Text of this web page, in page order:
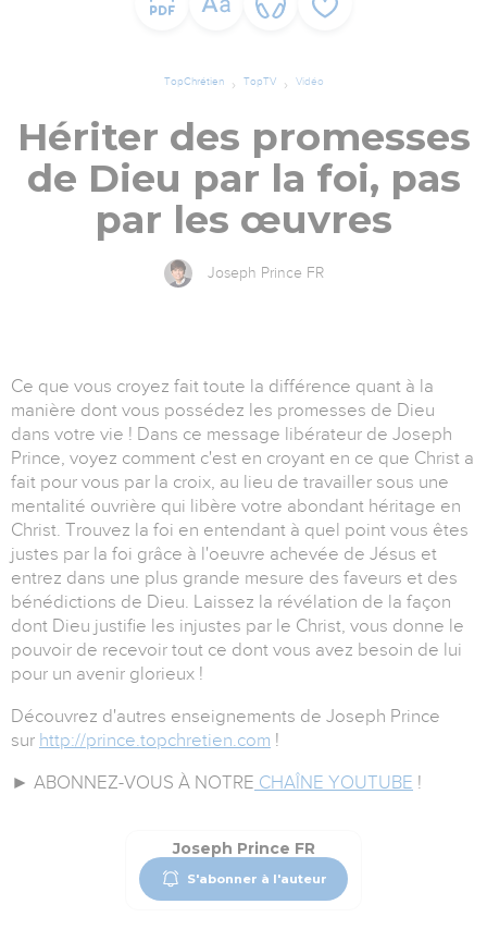
TopChrétien TopTV Vidéo
Hériter des promesses
de Dieu par la foi, pas
par les œuvres
Joseph Prince FR
Ce que vous croyez fait toute la différence quant à la
manière dont vous possédez les promesses de Dieu
dans votre vie ! Dans ce message libérateur de Joseph
Prince, voyez comment c'est en croyant en ce que Christ a
fait pour vous par la croix, au lieu de travailler sous une
mentalité ouvrière qui libère votre abondant héritage en
Christ. Trouvez la foi en entendant à quel point vous êtes
justes par la foi grâce à l'oeuvre achevée de Jésus et
entrez dans une plus grande mesure des faveurs et des
bénédictions de Dieu. Laissez la révélation de la façon
dont Dieu justifie les injustes par le Christ, vous donne le
pouvoir de recevoir tout ce dont vous avez besoin de lui
pour un avenir glorieux !
Découvrez d'autres enseignements de Joseph Prince
sur http://prince.topchretien.com !
► ABONNEZ-VOUS À NOTRE CHAÎNE YOUTUBE !
Joseph Prince FR
S'abonner à l'auteur